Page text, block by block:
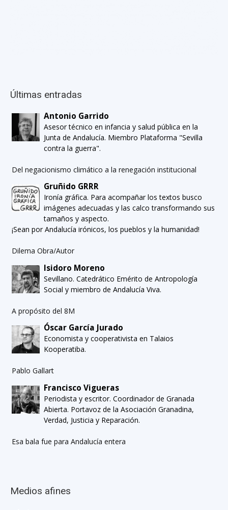
Últimas entradas
Antonio Garrido
Asesor técnico en infancia y salud pública en la
Junta de Andalucía. Miembro Plataforma "Sevilla
contra la guerra".
Del negacionismo climático a la renegación institucional
Gruñido GRRR
Ironía gráfica. Para acompañar los textos busco
imágenes adecuadas y las calco transformando sus
tamaños y aspecto.
¡Sean por Andalucía irónicos, los pueblos y la humanidad!
Dilema Obra/Autor
Isidoro Moreno
Sevillano. Catedrático Emérito de Antropología
Social y miembro de Andalucía Viva.
A propósito del 8M
Óscar García Jurado
Economista y cooperativista en Talaios
Kooperatiba.
Pablo Gallart
Francisco Vigueras
Periodista y escritor. Coordinador de Granada
Abierta. Portavoz de la Asociación Granadina,
Verdad, Justicia y Reparación.
Esa bala fue para Andalucía entera
Medios afines